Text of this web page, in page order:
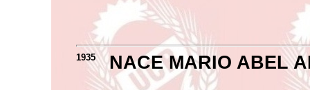
1935 NACE MARIO ABEL